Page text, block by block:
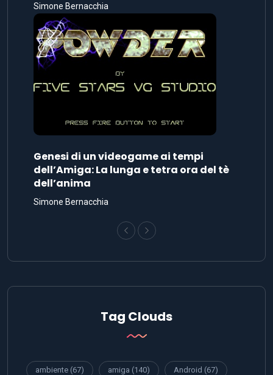
Simone Bernacchia
Genesi di un videogame ai tempi
dell’Amiga: La lunga e tetra ora del tè
dell’anima
Simone Bernacchia
Tag Clouds
ambiente (67) amiga (140) Android (67)